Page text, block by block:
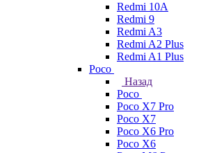
Redmi 10A
Redmi 9
Redmi A3
Redmi A2 Plus
Redmi A1 Plus
Poco
Назад
Poco
Poco X7 Pro
Poco X7
Poco X6 Pro
Poco X6